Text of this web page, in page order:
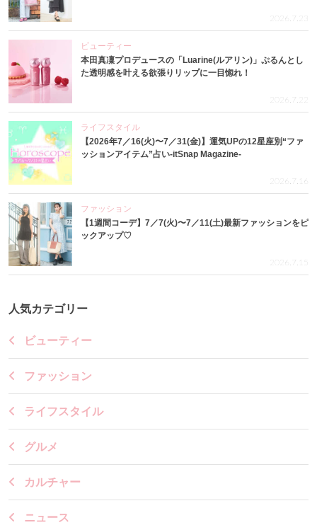
2026.7.23
ビューティー
本田真凜プロデュースの「Luarine(ルアリン)」ぷるんとし
た透明感を叶える欲張りリップに一目惚れ！
2026.7.22
ライフスタイル
【2026年7／16(火)〜7／31(金)】運気UPの12星座別“ファ
ッションアイテム”占い-itSnap Magazine-
2026.7.16
ファッション
【1週間コーデ】7／7(火)〜7／11(土)最新ファッションをピ
ックアップ♡
2026.7.15
人気カテゴリー
ビューティー
ファッション
ライフスタイル
グルメ
カルチャー
ニュース